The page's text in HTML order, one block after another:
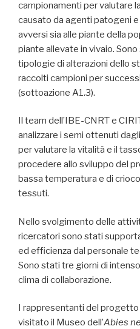
campionamenti per valutare
causato da agenti patogeni
avversi sia alle piante della
piante allevate in vivaio.
tipologie di alterazioni dello
raccolti campioni per
(sottoazione A1.3).
Il team dell’IBE-CNRT e
analizzare i semi ottenuti
per valutare la vitalità e il
procedere allo sviluppo del
bassa temperatura e di
tessuti.
Nello svolgimento delle
ricercatori sono stati
ed efficienza dal personale
Sono stati tre giorni di
clima di collaborazione.
I rappresentanti del progetto
visitato il Museo dell’Abies